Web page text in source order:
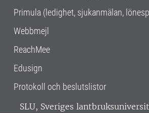
Primula (ledighet, sjukanmälan,
Webbmejl
ReachMee
Edusign
Protokoll och beslutslistor
SLU, Sveriges